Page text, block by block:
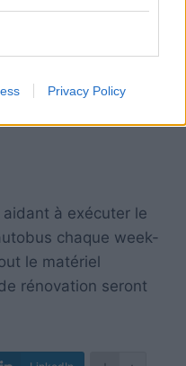
Privacy Policy
aidant à exécuter le
chaque week-
le matériel
rénovation seront